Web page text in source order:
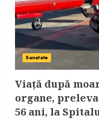
Sanatate
Viață după
organe,
56 ani, la